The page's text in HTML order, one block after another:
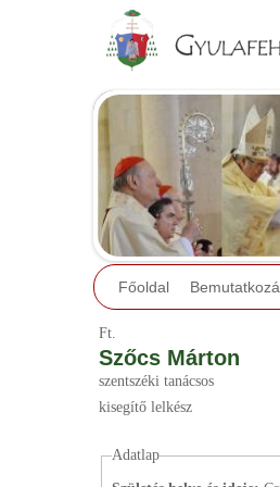
Főoldal
Ft.
Szőcs Márton
szentszéki tanácsos
kisegítő lelkész
Adatlap